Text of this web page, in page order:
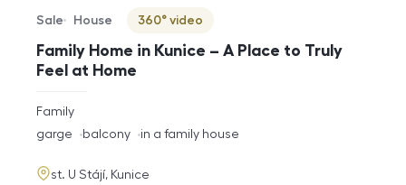
Family Home in Kunice – A Place to Truly
Feel at Home
Offer type
Sale
Property type
House
Virtuální prohlídka
360° video
rozměry
disposition
Family
funkce
garge balcony in a family house
adresa
st. U Stájí, Kunice